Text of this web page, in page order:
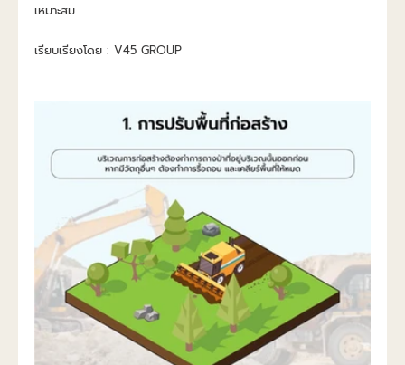
เหมาะสม
เรียบเรียงโดย : V45 GROUP